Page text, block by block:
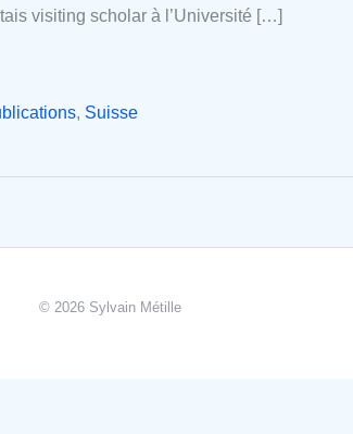
visiting scholar à l’Université […]
, Suisse
© 2026 Sylvain Métille